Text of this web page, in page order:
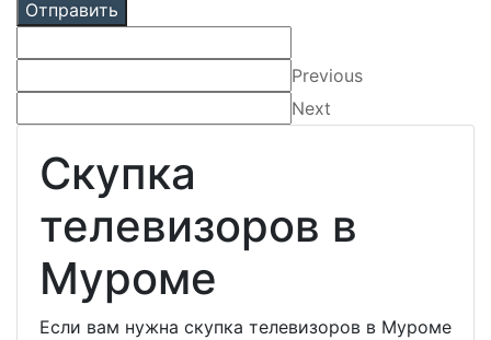
Скупка
телевизоров в
Муроме
Если вам нужна скупка телевизоров в Муроме
Отправить
Previous
Next